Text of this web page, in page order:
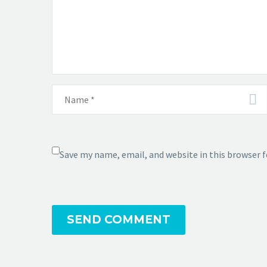
Save my name, email, and website in this
SEND COMMENT